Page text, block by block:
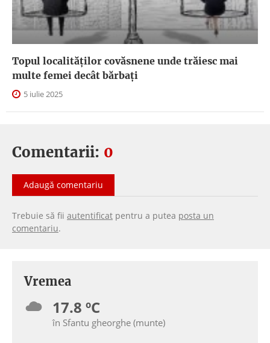
Topul localităților covăsnene unde trăiesc mai
multe femei decât bărbați
5 iulie 2025
Comentarii: 0
Adaugă comentariu
Trebuie să fii autentificat pentru a putea posta un
comentariu.
Vremea
17.8 ºC
în Sfantu gheorghe (munte)